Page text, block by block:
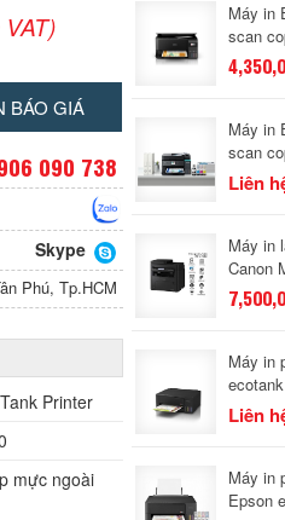
BÁO GIÁ
090 738
Skype
Phú, Tp.HCM
Printer
mực ngoài
Máy in
scan
Máy in
scan
Liên
Máy in
Canon
Máy in
Liên
Máy in
Epson